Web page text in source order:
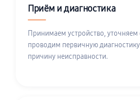
Приём и диагностика
Принимаем устройство,
проводим первичную
причину неисправности.